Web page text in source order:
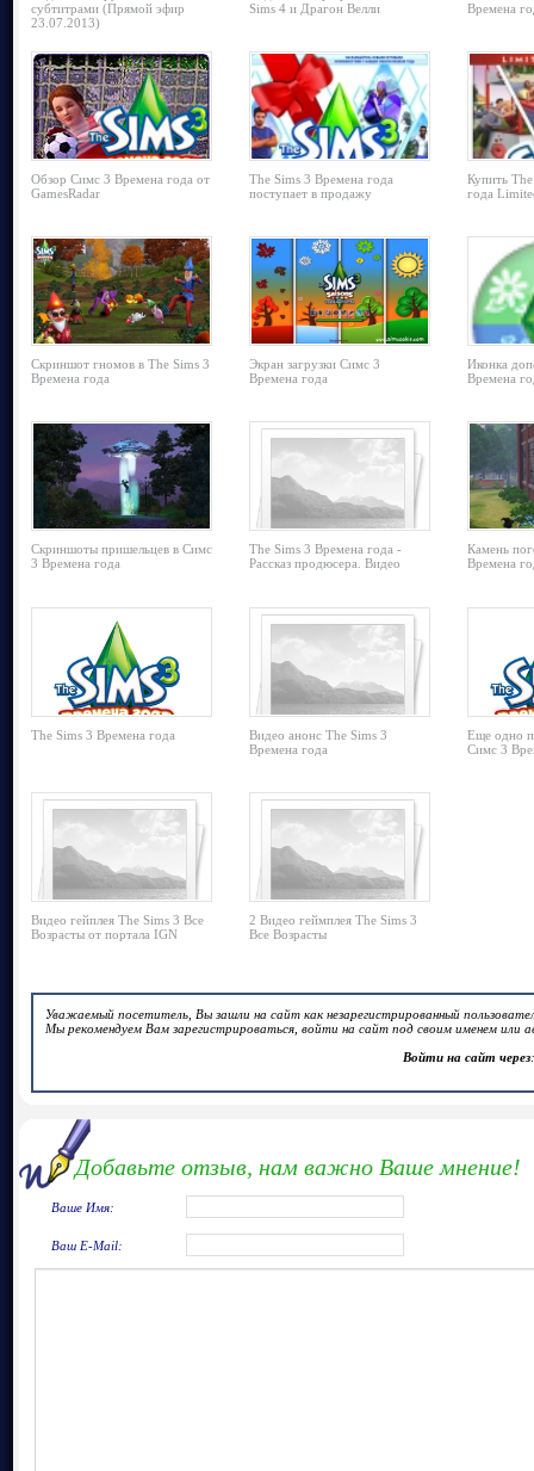
субтитрами (Прямой эфир
23.07.2013)
Sims 4 и Драгон Велли
Времена
Обзор Симс 3 Времена года от
GamesRadar
The Sims 3 Времена года
поступает в продажу
Купить
года
Скриншот гномов в The Sims 3
Времена года
Экран загрузки Симс 3
Времена года
Иконка
Времена
Скриншоты пришельцев в Симс
3 Времена года
The Sims 3 Времена года -
Рассказ продюсера. Видео
Камень
Времена
The Sims 3 Времена года
Видео анонс The Sims 3
Времена года
Еще одно
Симс 3
Видео гейплея The Sims 3 Все
Возрасты от портала IGN
2 Видео геймплея The Sims 3
Все Возрасты
Уважаемый посетитель, Вы зашли на сайт как незарегистрированный
Мы рекомендуем Вам зарегистрироваться, войти на сайт под своим именем или
Войти на сайт через:
Добавьте отзыв, нам важно Ваше мнение!
Ваше Имя:
Ваш E-Mail: